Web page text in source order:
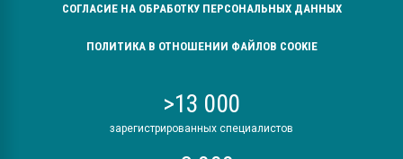
СОГЛАСИЕ НА ОБРАБОТКУ ПЕРСОНАЛЬНЫХ ДАННЫХ
ПОЛИТИКА В ОТНОШЕНИИ ФАЙЛОВ COOKIE
>13 000
зарегистрированных специалистов